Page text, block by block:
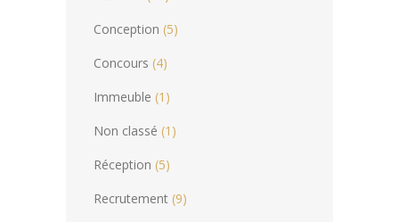
Conception (5)
Concours (4)
Immeuble (1)
Non classé (1)
Réception (5)
Recrutement (9)